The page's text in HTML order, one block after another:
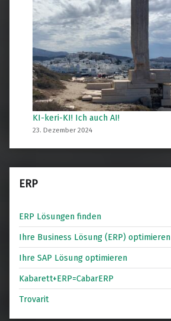
KI-keri-KI! Ich auch AI!
23. Dezember 2024
ERP
ERP Lösungen finden
Ihre Business Lösung (ERP) optimieren
Ihre SAP Lösung optimieren
Kabarett+ERP=CabarERP
Trovarit